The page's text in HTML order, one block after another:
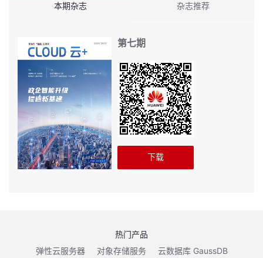
本期杂志 杂志推荐
第七期
下载
热门产品
弹性云服务器
对象存储服务 云数据库 GaussDB